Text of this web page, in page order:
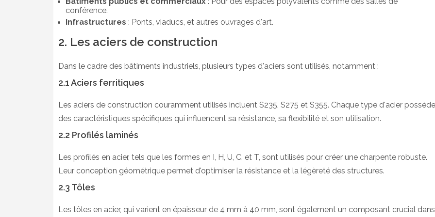
conférence.
Infrastructures : Ponts, viaducs, et autres ouvrages d'art.
2. Les aciers de construction
Dans le cadre des bâtiments industriels, plusieurs types d'aciers sont utilisés, notamment :
2.1 Aciers ferritiques
Les aciers de construction couramment utilisés incluent S235, S275 et S355. Chaque type d'acier possède
des caractéristiques spécifiques qui influencent sa résistance, sa flexibilité et son utilisation.
2.2 Profilés laminés
Les profilés en acier, tels que les formes en I, H, U, C, et T, sont utilisés pour créer une charpente robuste.
Leur conception géométrique permet d'optimiser la résistance et la légèreté des structures.
2.3 Tôles
Les tôles en acier, qui varient en épaisseur de 4 mm à 40 mm, sont également un composant crucial dans